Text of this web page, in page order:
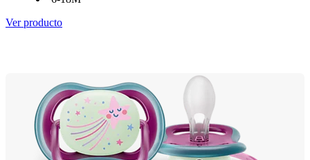
Ver producto